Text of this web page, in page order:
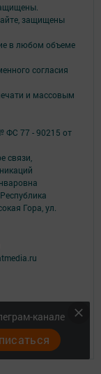
канале
защищены
в любом объеме
согласия
и массовым
ФС 77 - 90215 от
связи,
Гора, ул.
сервисов и
браузера.